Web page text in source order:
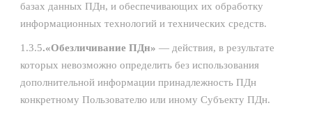
базах данных ПДн, и обеспечивающих их обработку
информационных технологий и технических средств.
1.3.5.«Обезличивание ПДн» — действия, в результате
которых невозможно определить без использования
дополнительной информации принадлежность ПДн
конкретному Пользователю или иному Субъекту ПДн.